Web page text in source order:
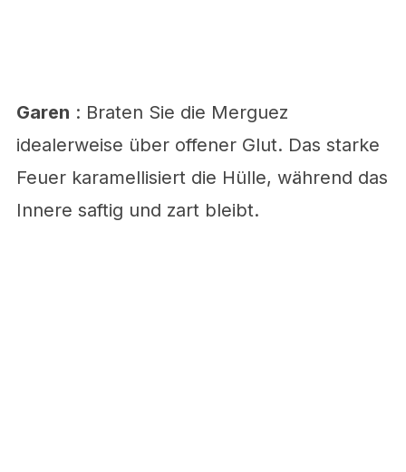
Garen : Braten Sie die Merguez
idealerweise über offener Glut. Das starke
Feuer karamellisiert die Hülle, während das
Innere saftig und zart bleibt.